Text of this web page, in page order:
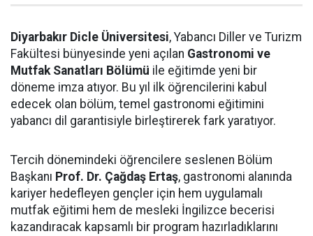
Diyarbakır Dicle Üniversitesi, Yabancı Diller ve Turizm
Fakültesi bünyesinde yeni açılan Gastronomi ve
Mutfak Sanatları Bölümü ile eğitimde yeni bir
döneme imza atıyor. Bu yıl ilk öğrencilerini kabul
edecek olan bölüm, temel gastronomi eğitimini
yabancı dil garantisiyle birleştirerek fark yaratıyor.
Tercih dönemindeki öğrencilere seslenen Bölüm
Başkanı Prof. Dr. Çağdaş Ertaş, gastronomi alanında
kariyer hedefleyen gençler için hem uygulamalı
mutfak eğitimi hem de mesleki İngilizce becerisi
kazandıracak kapsamlı bir program hazırladıklarını